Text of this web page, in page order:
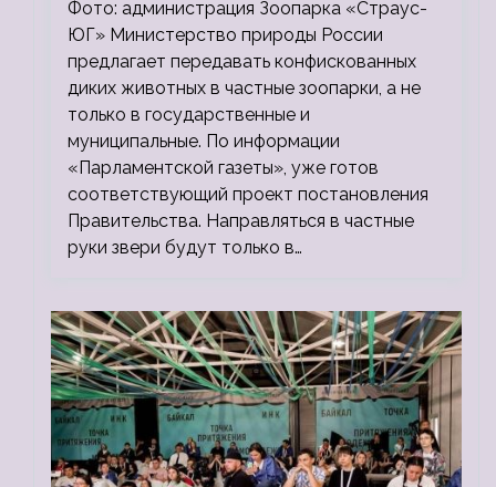
Фото: администрация Зоопарка «Страус-
ЮГ» Министерство природы России
предлагает передавать конфискованных
диких животных в частные зоопарки, а не
только в государственные и
муниципальные. По информации
«Парламентской газеты», уже готов
соответствующий проект постановления
Правительства. Направляться в частные
руки звери будут только в…